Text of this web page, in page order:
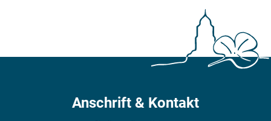
Anschrift & Kontakt